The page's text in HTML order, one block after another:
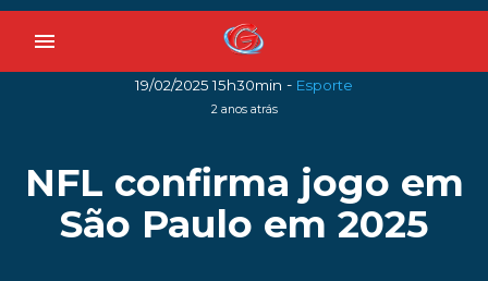
menu
19/02/2025 15h30min - Esporte
2 anos atrás
NFL confirma jogo em
São Paulo em 2025